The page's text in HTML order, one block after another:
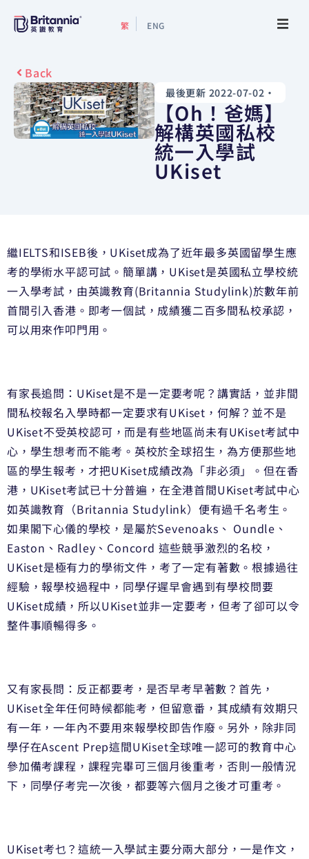
繁 ENG
最新活動
升學指南
預約諮詢
Back
最後更新 2022-07-02 •
【Oh！爸媽】
解構英國私校
統一入學試
UKiset
繼IELTS和ISEB後， UKiset成為了近年最多英國留學生應
考的學術水平認可試。 簡單講，UKiset是英國私立學校統
一入學考試，由英識教育(Britannia Studylink)於數年前
首間引入香港。即考一個試， 成績獲二百多間私校承認，
可以用來作叩門用。
有家長追問：UKiset是不是一定要考呢？講實話， 並非間
間私校報名入學時都一定要求有UKiset，何解？ 並不是
UKiset不受英校認可， 而是有些地區尚未有UKiset考試中
心，學生想考而不能考。 英校於全球招生，為方便那些地
區的學生報考， 才把UKiset成績改為「非必須」。但在香
港， UKiset考試已十分普遍， 在全港首間UKiset考試中心
如英識教育（Britannia Studylink）便有過千名考生。
如果閣下心儀的學校， 是屬於Sevenoaks、 Oundle、
Easton、Radley、Concord 這些競爭激烈的名校，
UKiset是極有力的學術文件， 考了一定有著數。根據過往
經驗，報學校過程中， 同學仔遲早會遇到有學校問要
UKiset成績，所以UKiset並非一定要考，但考了卻可以令
整件事順暢得多。
又有家長問：反正都要考，是否早考早著數？首先，
UKiset全年任何時候都能考，但留意番， 其成績有效期只
有一年，一年內不要用來報學校即告作廢。另外， 除非同
學仔在Ascent Prep這間UKiset全球唯一認可的教育中心
參加備考課程， 課程完畢可三個月後重考，否則一般情況
下，同學仔考完一次後， 都要等六個月之後才可重考。
UKiset考乜？這統一入學試主要分兩大部分，一是作文，